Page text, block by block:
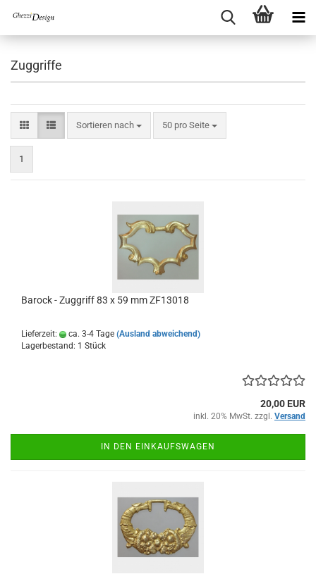
Zuggriffe
Sortieren nach
Sortieren nach 50 pro Seite
pro Seite
1
Barock - Zuggriff 83 x 59 mm ZF13018
Lieferzeit: ca. 3-4 Tage (Ausland abweichend)
Lagerbestand: 1 Stück
20,00 EUR
inkl. 20% MwSt. zzgl. Versand
IN DEN EINKAUFSWAGEN